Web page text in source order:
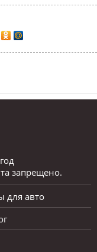
запрещено.
для авто